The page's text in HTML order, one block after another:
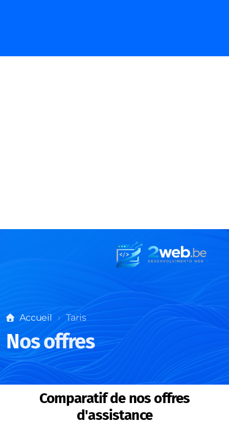
Accueil Taris
Nos offres
Comparatif de nos offres
d'assistance